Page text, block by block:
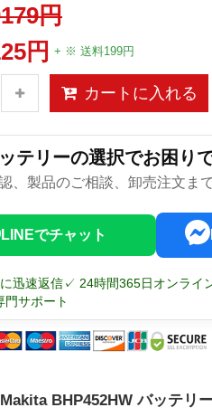
円
円 + ※ 送料199円
カートに入れる
テリーの選択でお困り
、製品のご相談、卸売注文ま
LINEでチャット
迅速返信✓ 24時間365日オンライ
サポート
BHP452HW バッテリ